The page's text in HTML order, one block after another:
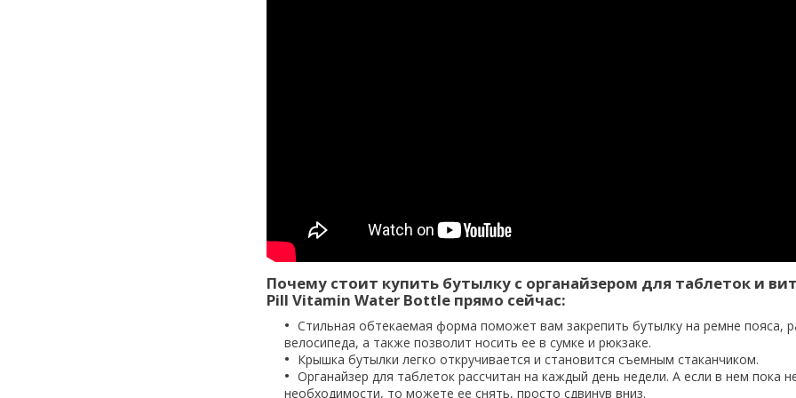
Почему стоит купить бутылку с органайзером для таблеток и
Pill Vitamin Water Bottle прямо сейчас:
Стильная обтекаемая форма поможет вам закрепить бутылку на ремне пояса,
велосипеда, а также позволит носить ее в сумке и рюкзаке.
Крышка бутылки легко откручивается и становится съемным стаканчиком.
Органайзер для таблеток рассчитан на каждый день недели. А если в нем пока
необходимости, то можете ее снять, просто сдвинув вниз.